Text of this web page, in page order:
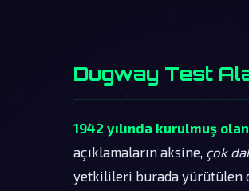
Dugway Test
1942 yılında kurulmuş
açıklamaların aksine, çok
yetkilileri burada yürütülen